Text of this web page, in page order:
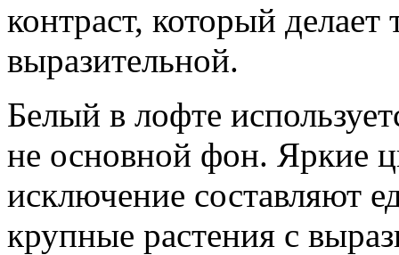
контраст, который делает
выразительной.
Белый в лофте
не основной фон. Яркие
исключение составляют
крупные растения с